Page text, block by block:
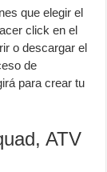
que elegir el
click en el
o descargar el
de
para crear tu
ATV